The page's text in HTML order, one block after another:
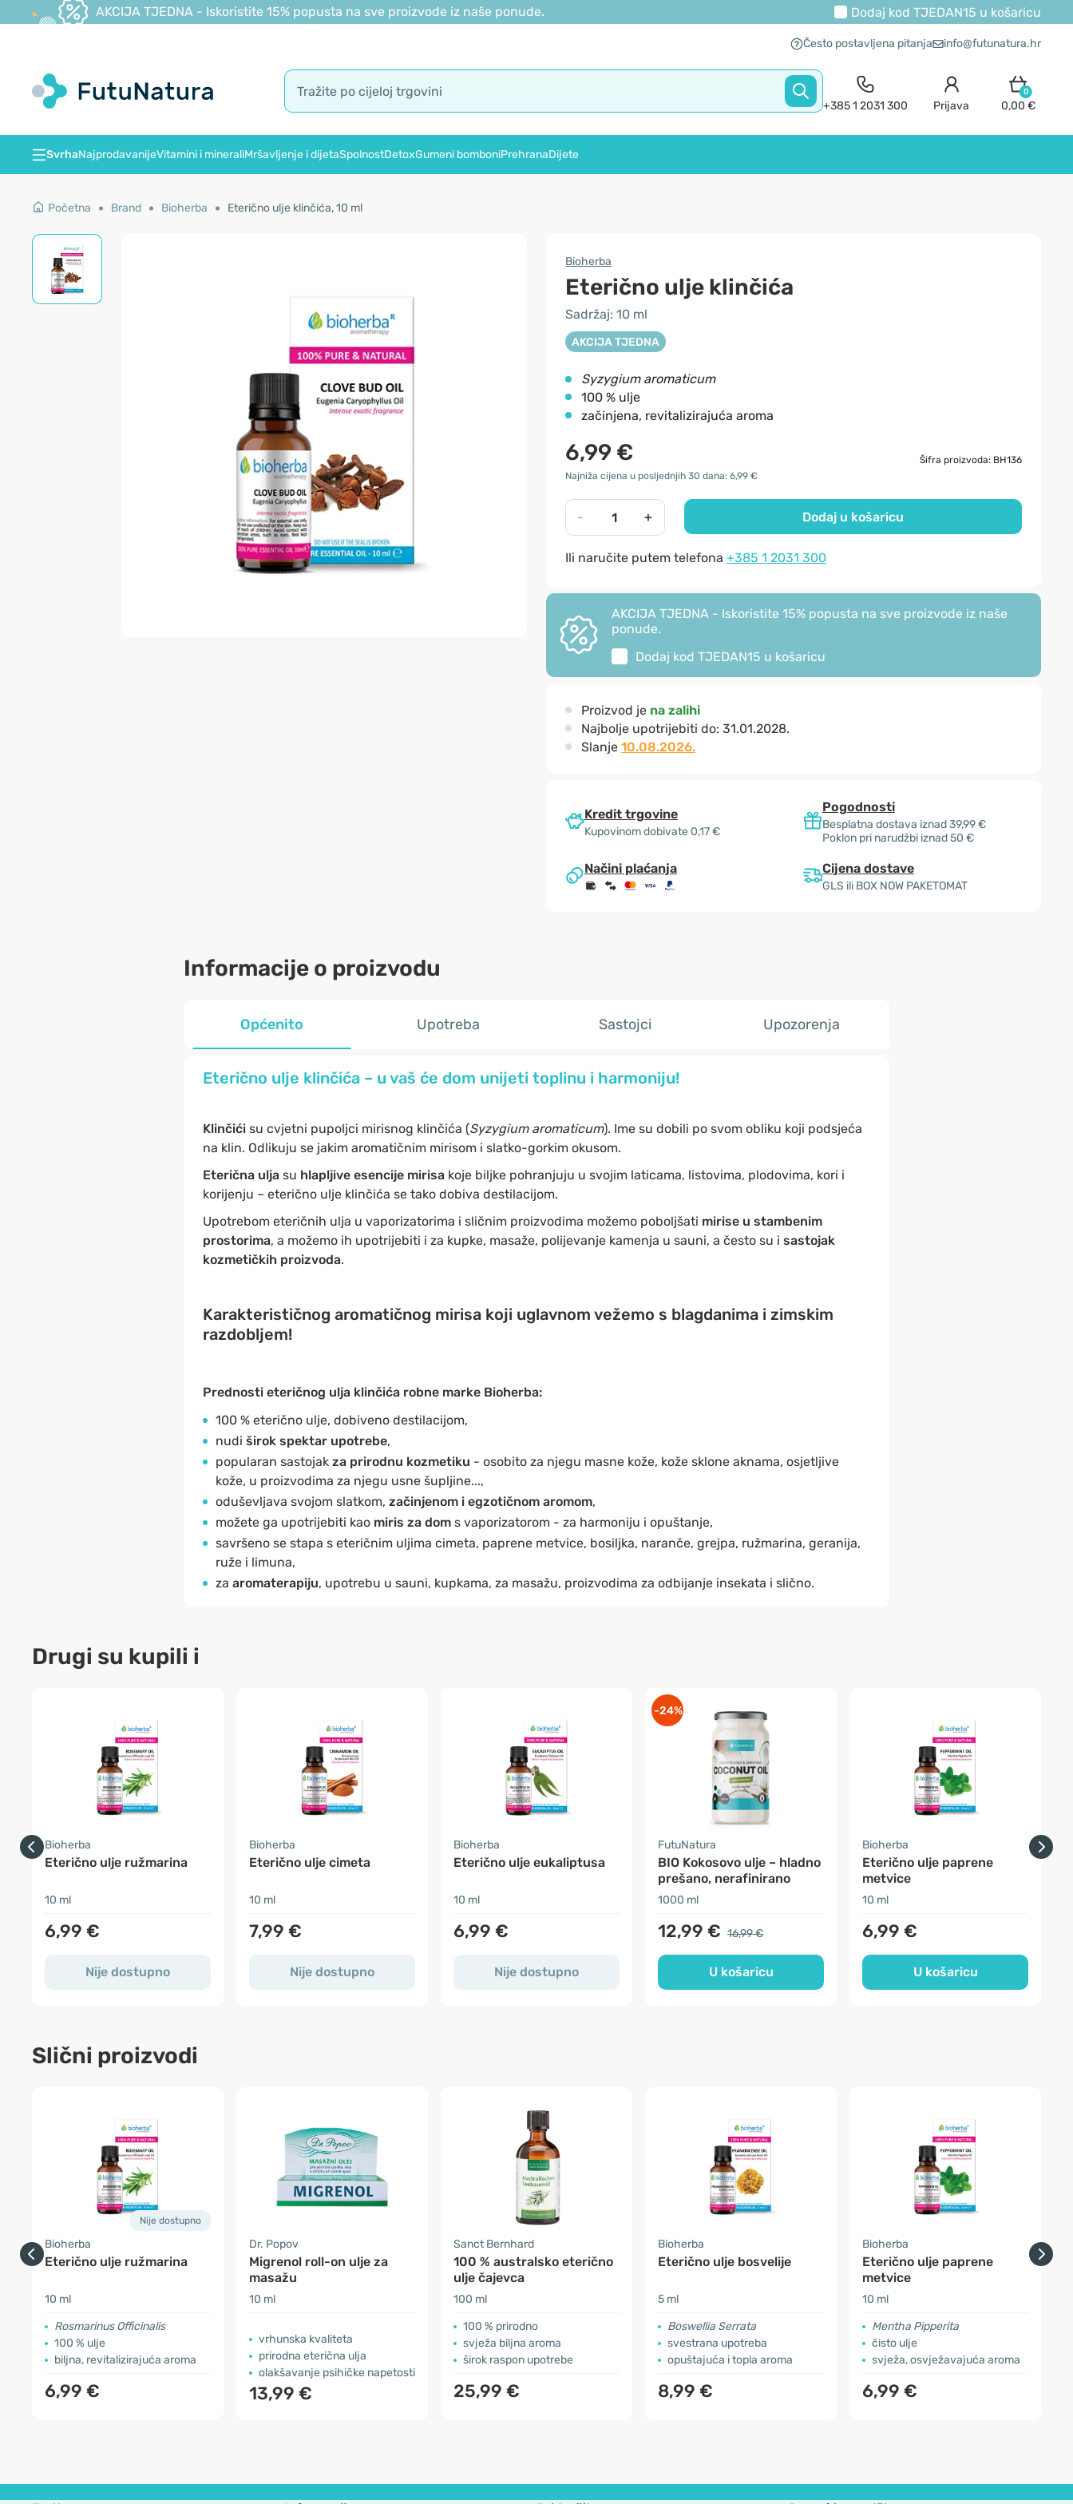
AKCIJA TJEDNA - Iskoristite 15% popusta na sve proizvode iz naše ponude. Dodaj kod TJEDAN15 u košaricu
Često postavljena pitanja info@futunatura.hr
+385 1 2031 300 Prijava
0
0,00 €
SvrhaNajprodavanijeVitamini i mineraliMršavljenje i dijetaSpolnostDetoxGumeni bomboniPrehranaDijete
Početna Brand Bioherba Eterično ulje klinčića, 10 ml
Bioherba
Eterično ulje klinčića
Sadržaj: 10 ml
AKCIJA TJEDNA
Syzygium aromaticum
100 % ulje
začinjena, revitalizirajuća aroma
6,99 €
Šifra proizvoda: BH136
Najniža cijena u posljednjih 30 dana: 6,99 €
- + Dodaj u košaricu
Ili naručite putem telefona +385 1 2031 300
AKCIJA TJEDNA - Iskoristite 15% popusta na sve proizvode iz naše
ponude.
Dodaj kod TJEDAN15 u košaricu
Proizvod je na zalihi
Najbolje upotrijebiti do: 31.01.2028.
Slanje 10.08.2026.
Kredit trgovine
Kupovinom dobivate 0,17 €
Pogodnosti
Besplatna dostava iznad 39,99 €
Poklon pri narudžbi iznad 50 €
Načini plaćanja Cijena dostave
GLS ili BOX NOW PAKETOMAT
Informacije o proizvodu
Općenito Upotreba Sastojci Upozorenja
Eterično ulje klinčića – u vaš će dom unijeti toplinu i harmoniju!
Klinčićisu cvjetni pupoljci mirisnog klinčića (Syzygium aromaticum). Ime su dobili po svom obliku koji podsjeća
na klin. Odlikuju se jakim aromatičnim mirisom i slatko-gorkim okusom.
Eterična uljasu hlapljive esencije mirisakoje biljke pohranjuju u svojim laticama, listovima, plodovima, kori i
korijenju – eterično ulje klinčića se tako dobiva destilacijom.
Upotrebom eteričnih ulja u vaporizatorima i sličnim proizvodima možemo poboljšati mirise u stambenim
prostorima, a možemo ih upotrijebiti i za kupke, masaže, polijevanje kamenja u sauni, a često su i sastojak
kozmetičkih proizvoda.
Karakterističnog aromatičnog mirisa koji uglavnom vežemo s blagdanima i zimskim
razdobljem!
Prednosti eteričnog ulja klinčića robne marke Bioherba:
100 % eterično ulje, dobiveno destilacijom,
nudi širok spektar upotrebe,
popularan sastojakza prirodnu kozmetiku - osobito za njegu masne kože, kože sklone aknama, osjetljive
kože, u proizvodima za njegu usne šupljine...,
oduševljava svojom slatkom, začinjenom i egzotičnom aromom,
možete ga upotrijebiti kao miris za doms vaporizatorom - za harmoniju i opuštanje,
savršeno se stapa s eteričnim uljima cimeta, paprene metvice, bosiljka, naranče, grejpa, ružmarina, geranija,
ruže i limuna,
za aromaterapiju, upotrebu u sauni, kupkama, za masažu, proizvodima za odbijanje insekata i slično.
Drugi su kupili i
Bioherba
Eterično ulje ružmarina
10 ml
6,99 €
Nije dostupno
Bioherba
Eterično ulje cimeta
10 ml
7,99 €
Nije dostupno
Bioherba
Eterično ulje eukaliptusa
10 ml
6,99 €
Nije dostupno
-24%
FutuNatura
BIO Kokosovo ulje – hladno
prešano, nerafinirano
1000 ml
12,99 € 16,99 €
U košaricu
Bioherba
Eterično ulje paprene
metvice
10 ml
6,99 €
U košaricu
Slični proizvodi
Nije dostupno
Bioherba
Eterično ulje ružmarina
10 ml
Rosmarinus Officinalis
100 % ulje
biljna, revitalizirajuća aroma
6,99 €
Dr. Popov
Migrenol roll-on ulje za
masažu
10 ml
vrhunska kvaliteta
prirodna eterična ulja
olakšavanje psihičke napetosti
13,99 €
Sanct Bernhard
100 % australsko eterično
ulje čajevca
100 ml
100 % prirodno
svježa biljna aroma
širok raspon upotrebe
25,99 €
Bioherba
Eterično ulje bosvelije
5 ml
Boswellia Serrata
svestrana upotreba
opuštajuća i topla aroma
8,99 €
Bioherba
Eterično ulje paprene
metvice
10 ml
Mentha Pipperita
čisto ulje
svježa, osvježavajuća aroma
6,99 €